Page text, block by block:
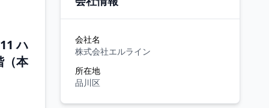
ハ
（本
会社名
株式会社エルライン
所在地
品川区